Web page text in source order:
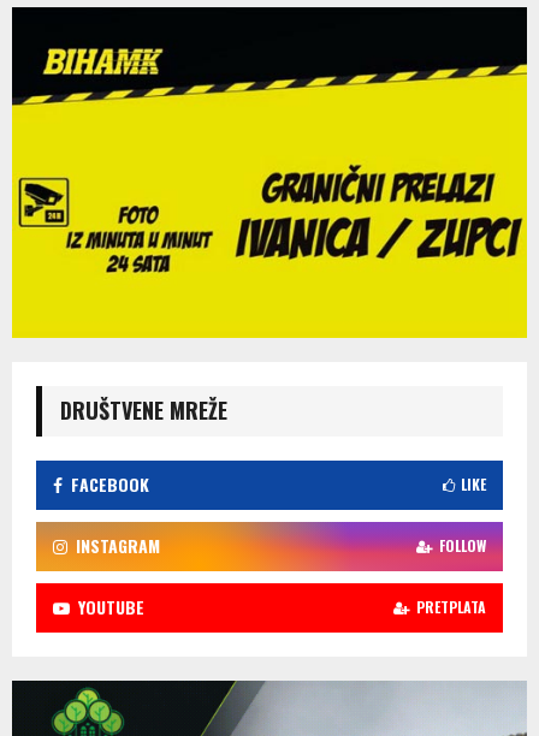
DRUŠTVENE MREŽE
FACEBOOK LIKE
INSTAGRAM FOLLOW
YOUTUBE PRETPLATA